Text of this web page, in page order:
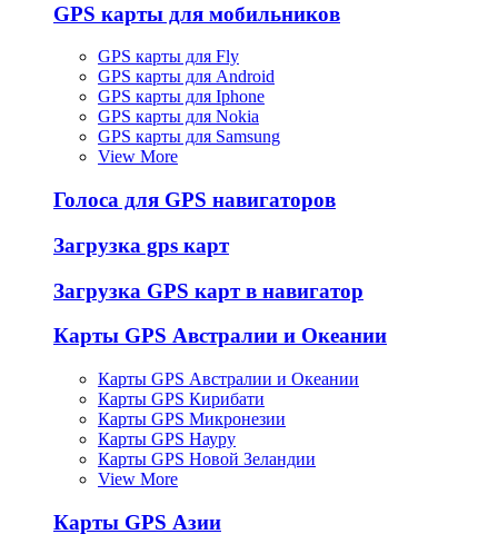
GPS карты для мобильников
GPS карты для Fly
GPS карты для Android
GPS карты для Iphone
GPS карты для Nokia
GPS карты для Samsung
View More
Голоса для GPS навигаторов
Загрузка gps карт
Загрузка GPS карт в навигатор
Карты GPS Австралии и Океании
Карты GPS Австралии и Океании
Карты GPS Кирибати
Карты GPS Микронезии
Карты GPS Науру
Карты GPS Новой Зеландии
View More
Карты GPS Азии